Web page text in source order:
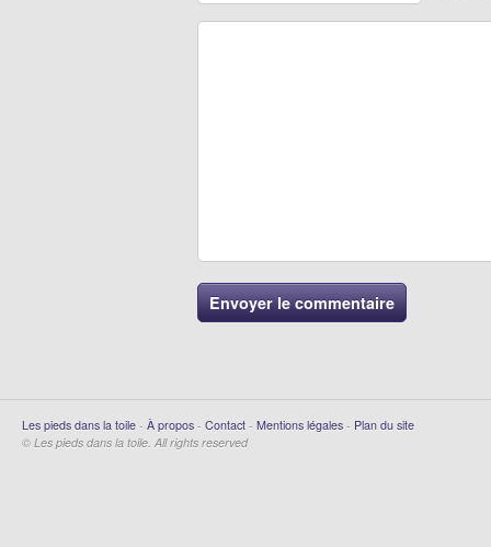
Les pieds dans la toile - À propos - Contact - Mentions légales - Plan du site
© Les pieds dans la toile. All rights reserved